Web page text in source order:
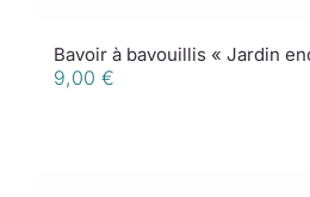
Bavoir à bavouillis « Jardin
9,00 €